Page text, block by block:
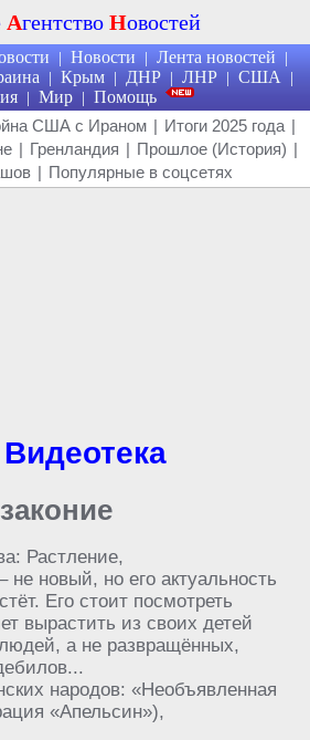
Агентство Новостей
| Новости | Лента новостей |
| Крым | ДНР | ЛНР | США |
| Мир | Помощь
США с Ираном | Итоги 2025 года |
| Гренландия | Прошлое (История) |
| Популярные в соцсетях
Видеотека
Растление,
новый, но его актуальность
Его стоит посмотреть
вырастить из своих детей
а не развращённых,
народов: «Необъявленная
«Апельсин»),